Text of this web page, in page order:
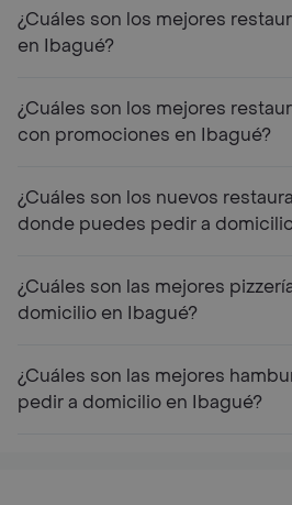
¿Cuáles son los mejores
en Ibagué?
¿Cuáles son los mejores
con promociones en Ibagué?
¿Cuáles son los nuevos
donde puedes pedir a
¿Cuáles son las mejores
domicilio en Ibagué?
¿Cuáles son las mejores
pedir a domicilio en Ibagué?